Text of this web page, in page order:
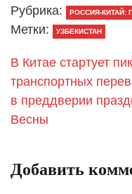
Рубрика: РОССИЯ-КИТАЙ:
Метки: УЗБЕКИСТАН
В Китае стартует пик
транспортных
в преддверии
Весны
Добавить